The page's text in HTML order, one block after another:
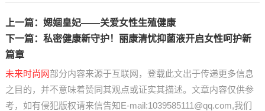
上一篇： 媤婟皇妃——关爱女性生殖健康
下一篇： 私密健康新守护！丽康清忧抑菌液开启女性呵护新
篇章
未来时尚网部分内容来源于互联网，登载此文出于传递更多信息
之目的，并不意味着赞同其观点或证实其描述。文章内容仅供参
考，如有侵犯版权请来信告知E-mail:1039585111@qq.com,我们